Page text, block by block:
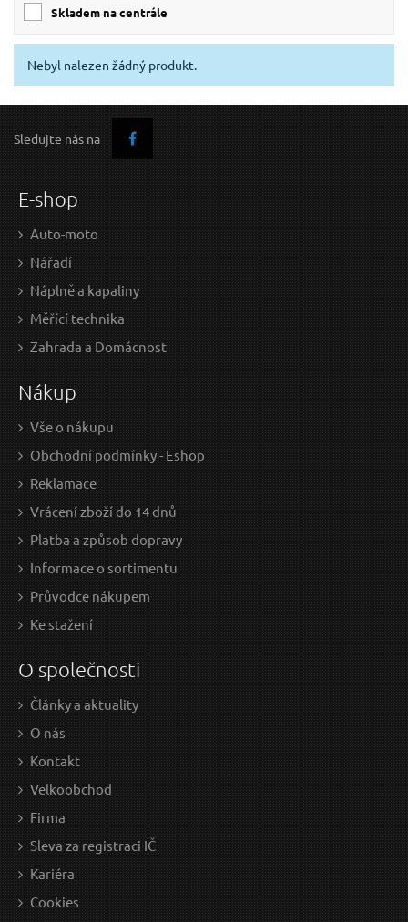
skladem na centrále
Nebyl nalezen žádný produkt.
Sledujte nás na
E-shop
Auto-moto
Nářadí
Náplně a kapaliny
Měřící technika
Zahrada a Domácnost
Nákup
Vše o nákupu
Obchodní podmínky - Eshop
Reklamace
Vrácení zboží do 14 dnů
Platba a způsob dopravy
Informace o sortimentu
Průvodce nákupem
Ke stažení
O společnosti
Články a aktuality
O nás
Kontakt
Velkoobchod
Firma
Sleva za registraci IČ
Kariéra
Cookies